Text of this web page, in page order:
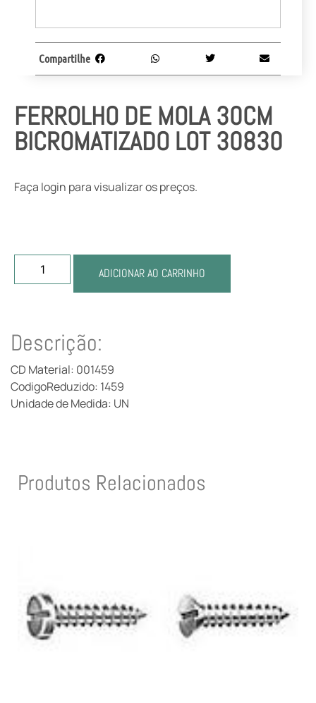
FERROLHO DE MOLA 30CM
BICROMATIZADO LOT 30830
Faça login para visualizar os preços.
ADICIONAR AO CARRINHO
Compartilhe
Descrição:
CD Material: 001459
CodigoReduzido: 1459
Unidade de Medida: UN
Produtos Relacionados